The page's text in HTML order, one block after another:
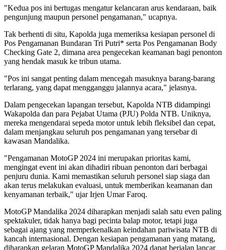
"Kedua pos ini bertugas mengatur kelancaran arus kendaraan, baik
pengunjung maupun personel pengamanan," ucapnya.
Tak berhenti di situ, Kapolda juga memeriksa kesiapan personel di
Pos Pengamanan Bundaran Tri Putri* serta Pos Pengamanan Body
Checking Gate 2, dimana area pengecekan keamanan bagi penonton
yang hendak masuk ke tribun utama.
"Pos ini sangat penting dalam mencegah masuknya barang-barang
terlarang, yang dapat mengganggu jalannya acara," jelasnya.
Dalam pengecekan lapangan tersebut, Kapolda NTB didampingi
Wakapolda dan para Pejabat Utama (PJU) Polda NTB. Uniknya,
mereka mengendarai sepeda motor untuk lebih fleksibel dan cepat,
dalam menjangkau seluruh pos pengamanan yang tersebar di
kawasan Mandalika.
"Pengamanan MotoGP 2024 ini merupakan prioritas kami,
mengingat event ini akan dihadiri ribuan penonton dari berbagai
penjuru dunia. Kami memastikan seluruh personel siap siaga dan
akan terus melakukan evaluasi, untuk memberikan keamanan dan
kenyamanan terbaik," ujar Irjen Umar Faroq.
MotoGP Mandalika 2024 diharapkan menjadi salah satu even paling
spektakuler, tidak hanya bagi pecinta balap motor, tetapi juga
sebagai ajang yang memperkenalkan keindahan pariwisata NTB di
kancah internasional. Dengan kesiapan pengamanan yang matang,
diharapkan gelaran MotoGP Mandalika 2024 dapat berjalan lancar